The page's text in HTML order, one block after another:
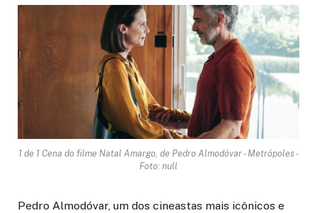
1 de 1 Cena do filme Natal Amargo, de Pedro Almodóvar - Metrópoles -
Foto: null
Pedro Almodóvar, um dos cineastas mais icônicos e